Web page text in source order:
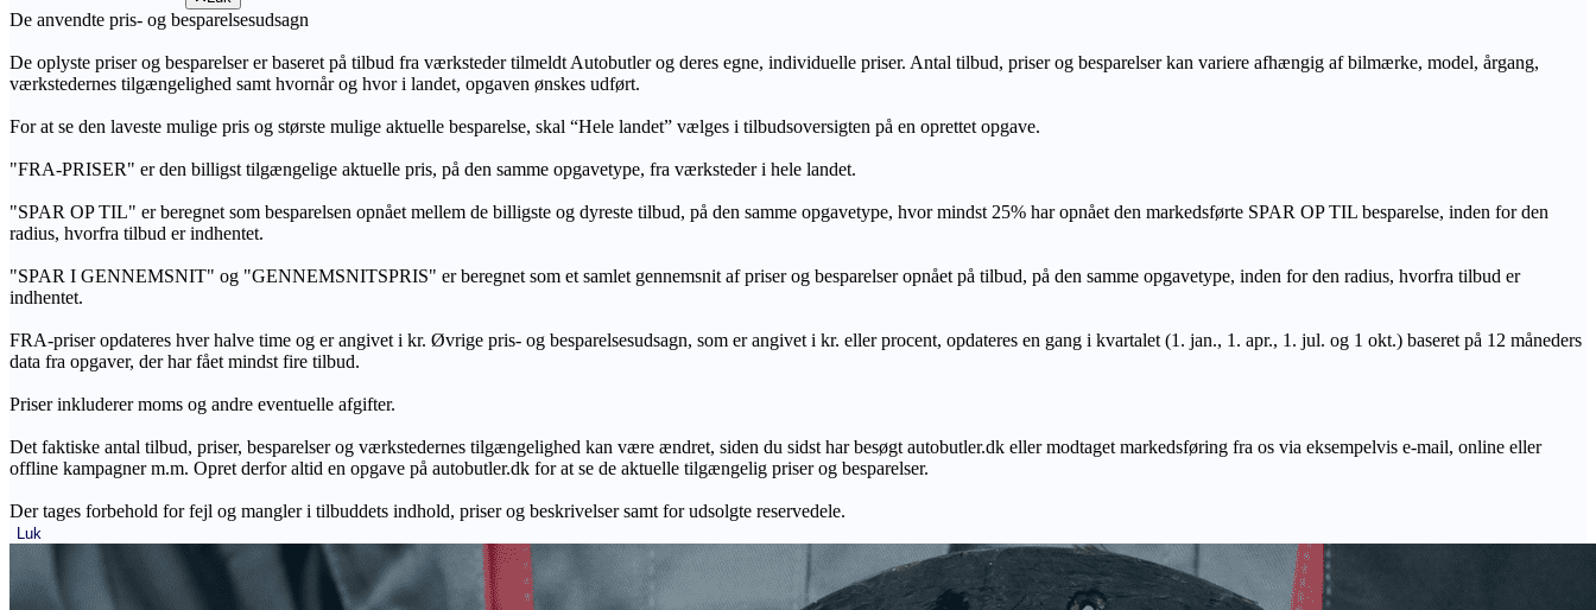
De anvendte pris- og besparelsesudsagn
De oplyste priser og besparelser er baseret på tilbud fra værksteder tilmeldt Autobutler og deres egne, individuelle priser. Antal tilbud, priser og besparelser kan variere afhængig af bilmærke, model, årgang,
værkstedernes tilgængelighed samt hvornår og hvor i landet, opgaven ønskes udført.
For at se den laveste mulige pris og største mulige aktuelle besparelse, skal “Hele landet” vælges i tilbudsoversigten på en oprettet opgave.
"FRA-PRISER" er den billigst tilgængelige aktuelle pris, på den samme opgavetype, fra værksteder i hele landet.
"SPAR OP TIL" er beregnet som besparelsen opnået mellem de billigste og dyreste tilbud, på den samme opgavetype, hvor mindst 25% har opnået den markedsførte SPAR OP TIL besparelse, inden for den
radius, hvorfra tilbud er indhentet.
"SPAR I GENNEMSNIT" og "GENNEMSNITSPRIS" er beregnet som et samlet gennemsnit af priser og besparelser opnået på tilbud, på den samme opgavetype, inden for den radius, hvorfra tilbud er
indhentet.
FRA-priser opdateres hver halve time og er angivet i kr. Øvrige pris- og besparelsesudsagn, som er angivet i kr. eller procent, opdateres en gang i kvartalet (1. jan., 1. apr., 1. jul. og 1 okt.) baseret på 12 måneders
data fra opgaver, der har fået mindst fire tilbud.
Priser inkluderer moms og andre eventuelle afgifter.
Det faktiske antal tilbud, priser, besparelser og værkstedernes tilgængelighed kan være ændret, siden du sidst har besøgt autobutler.dk eller modtaget markedsføring fra os via eksempelvis e-mail, online eller
offline kampagner m.m. Opret derfor altid en opgave på autobutler.dk for at se de aktuelle tilgængelig priser og besparelser.
Der tages forbehold for fejl og mangler i tilbuddets indhold, priser og beskrivelser samt for udsolgte reservedele.
Luk